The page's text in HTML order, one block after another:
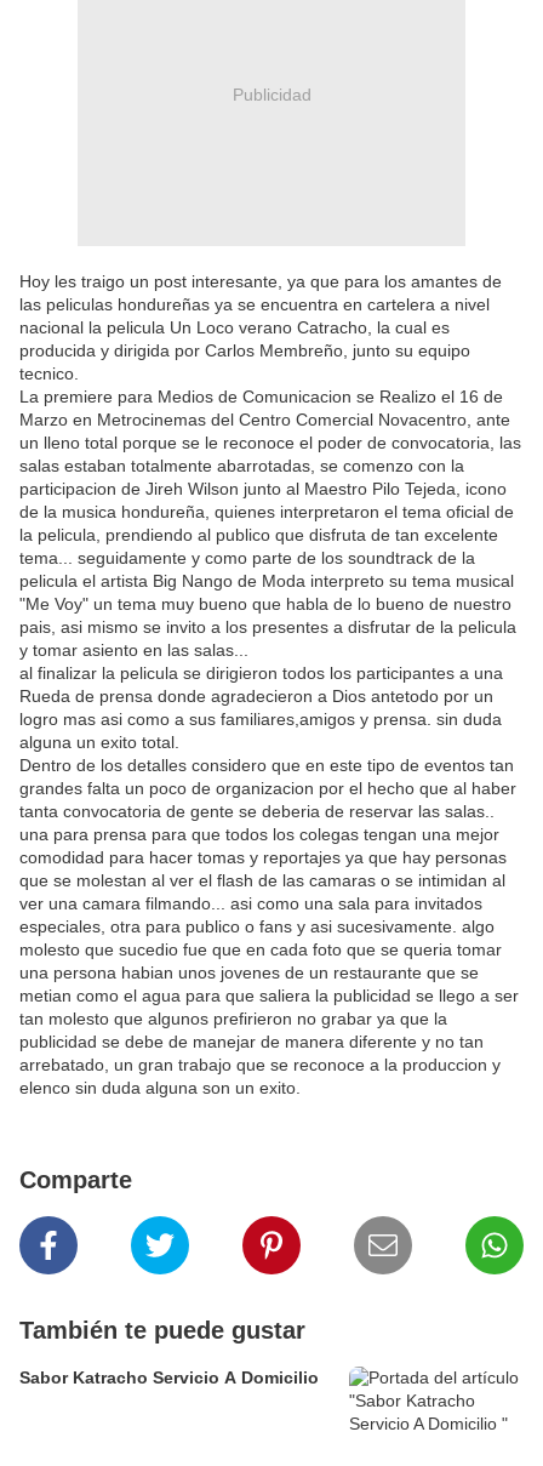
Publicidad
Hoy les traigo un post interesante, ya que para los amantes de
las peliculas hondureñas ya se encuentra en cartelera a nivel
nacional la pelicula Un Loco verano Catracho, la cual es
producida y dirigida por Carlos Membreño, junto su equipo
tecnico.
La premiere para Medios de Comunicacion se Realizo el 16 de
Marzo en Metrocinemas del Centro Comercial Novacentro, ante
un lleno total porque se le reconoce el poder de convocatoria, las
salas estaban totalmente abarrotadas, se comenzo con la
participacion de Jireh Wilson junto al Maestro Pilo Tejeda, icono
de la musica hondureña, quienes interpretaron el tema oficial de
la pelicula, prendiendo al publico que disfruta de tan excelente
tema... seguidamente y como parte de los soundtrack de la
pelicula el artista Big Nango de Moda interpreto su tema musical
"Me Voy" un tema muy bueno que habla de lo bueno de nuestro
pais, asi mismo se invito a los presentes a disfrutar de la pelicula
y tomar asiento en las salas...
al finalizar la pelicula se dirigieron todos los participantes a una
Rueda de prensa donde agradecieron a Dios antetodo por un
logro mas asi como a sus familiares,amigos y prensa. sin duda
alguna un exito total.
Dentro de los detalles considero que en este tipo de eventos tan
grandes falta un poco de organizacion por el hecho que al haber
tanta convocatoria de gente se deberia de reservar las salas..
una para prensa para que todos los colegas tengan una mejor
comodidad para hacer tomas y reportajes ya que hay personas
que se molestan al ver el flash de las camaras o se intimidan al
ver una camara filmando... asi como una sala para invitados
especiales, otra para publico o fans y asi sucesivamente. algo
molesto que sucedio fue que en cada foto que se queria tomar
una persona habian unos jovenes de un restaurante que se
metian como el agua para que saliera la publicidad se llego a ser
tan molesto que algunos prefirieron no grabar ya que la
publicidad se debe de manejar de manera diferente y no tan
arrebatado, un gran trabajo que se reconoce a la produccion y
elenco sin duda alguna son un exito.
Comparte
También te puede gustar
Sabor Katracho Servicio A Domicilio